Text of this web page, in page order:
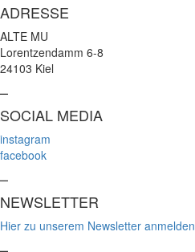
ADRESSE
ALTE MU
Lorentzendamm 6-8
24103 Kiel
–
SOCIAL MEDIA
instagram
facebook
–
NEWSLETTER
Hier zu unserem Newsletter anmelden